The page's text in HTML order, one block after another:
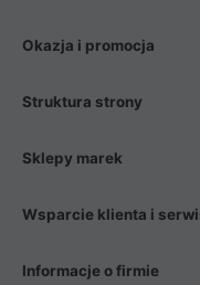
Okazja i promocja
Struktura strony
Sklepy marek
Wsparcie klienta i
Informacje o firmie